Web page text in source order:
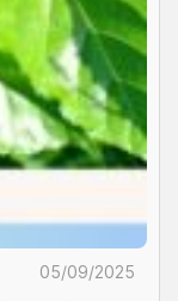
05/09/2025